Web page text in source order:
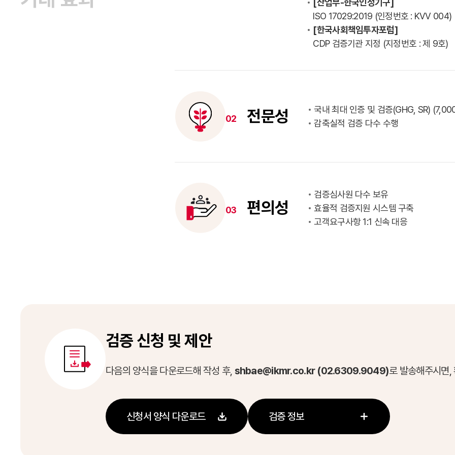
[산업부-한국인정기구]
ISO 17029:2019 (인정번호 : KVV 004)
[한국사회책임투자포럼]
CDP 검증기관 지정 (지정번호 : 제 9호)
02 전문성
국내 최대 인증 및 검증(GHG, SR)
감축실적 검증 다수 수행
03 편의성
검증심사원 다수 보유
효율적 검증지원 시스템 구축
고객요구사항 1:1 신속 대응
검증 신청 및 제안
다음의 양식을 다운로드해 작성 후, shbae@ikmr.co.kr (02.6309.9049)로 발송해주시면
신청서 양식 다운로드 검증 정보